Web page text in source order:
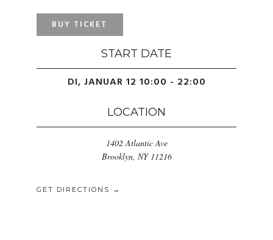
BUY TICKET
START DATE
DI, JANUAR 12 10:00 - 22:00
LOCATION
1402 Atlantic Ave
Brooklyn, NY 11216
GET DIRECTIONS →